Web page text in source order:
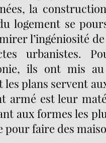
la
logement se
l’ingéniosité
urbanistes.
ils ont mis
plans servent
armé est leur
aux formes les
pour faire des